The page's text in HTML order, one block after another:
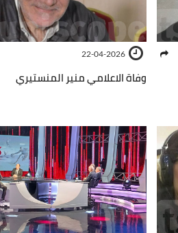
22-04-2026
وفاة الاعلامي منير المنستيري